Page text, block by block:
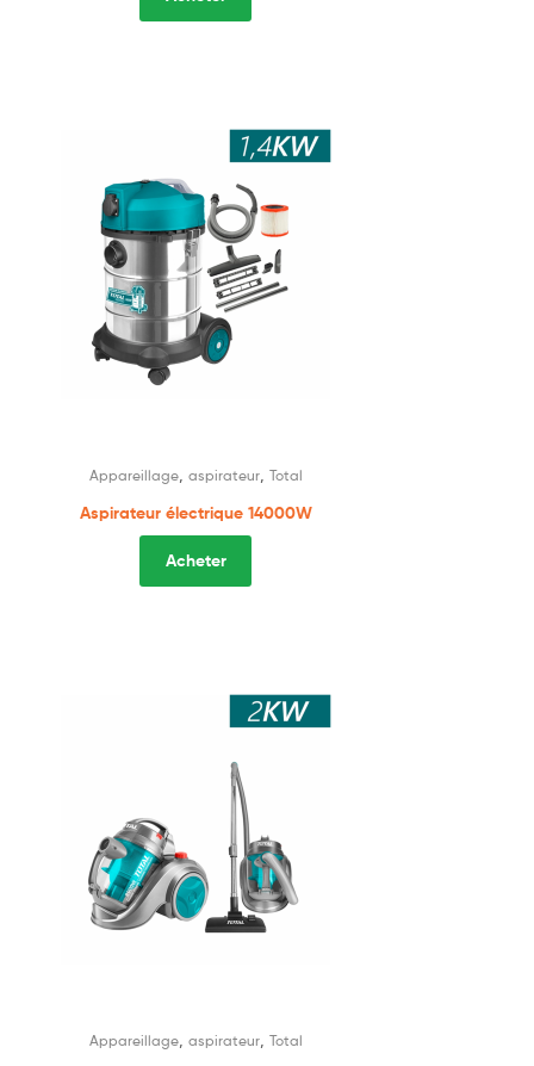
Appareillage, aspirateur, Total
Aspirateur électrique 14000W
Acheter
Appareillage, aspirateur, Total